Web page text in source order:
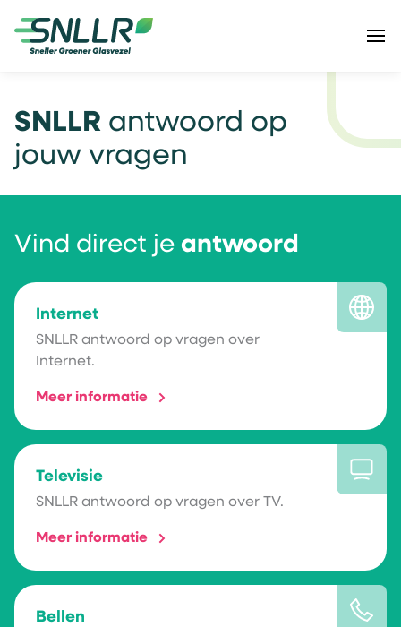
SNLLR antwoord op
jouw vragen
Vind direct je antwoord
Internet
SNLLR antwoord op vragen over
Internet.
Meer informatie
Televisie
SNLLR antwoord op vragen over TV.
Meer informatie
Bellen